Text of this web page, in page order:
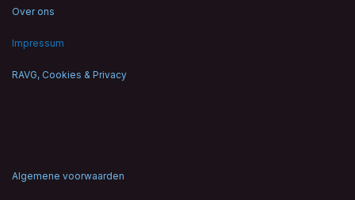
Over ons
Impressum
RAVG, Cookies & Privacy
Algemene voorwaarden